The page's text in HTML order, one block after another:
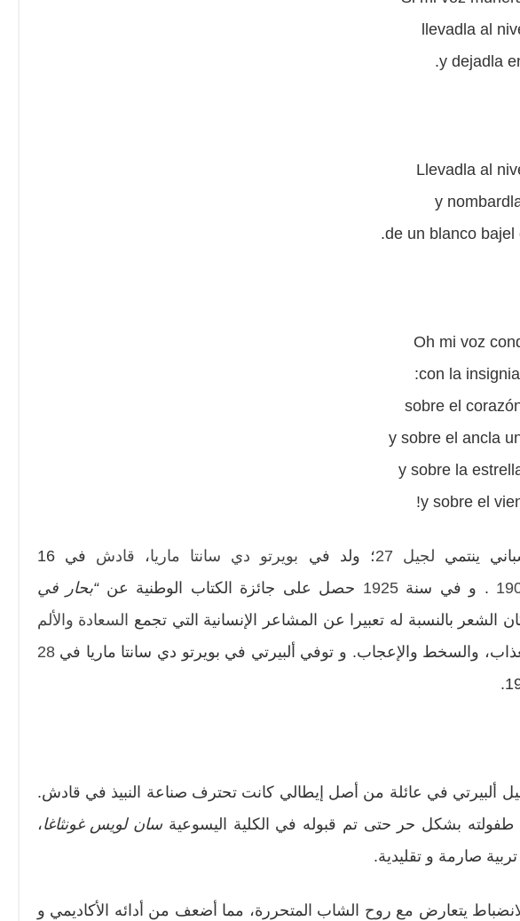
llevadla al
y dejadla
Llevadla al
y
de un blanco bajel
con la
sobre el
y sobre el ancla
y sobre la
y sobre el
ينتمي لجيل 27 ؛ ولد في بويرتو دي سانتا ماريا، قادش
في 16
. و في سنة1925 حصل على جائزة الكتاب الوطنية عن“بحار في
الشعر بالنسبة له تعبيرا عن المشاعر الإنسانية التي تجمع السعادة والألم
والسخط والإعجاب. و توفي ألبيرتي في بويرتو دي سانتا ماريا في28
ألبيرتي في عائلة من أصل إيطالي كانت تحترف صناعة النبيذ في قادش.
بشكل حر حتى تم قبوله في الكلية اليسوعية سان لويس غونثاغا،
صارمة و تقليدية.
يتعارض مع روح الشاب المتحررة، مما أضعف من أدائه الأكاديمي و